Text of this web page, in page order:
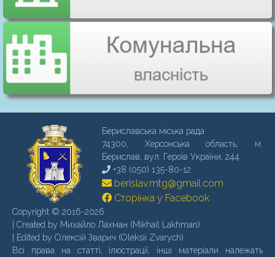
Бериславська міська рада
74300, Херсонська область, м.
Бериcлав, вул. Героїв України, 244
+38 (050) 135-80-12
berislav.mtg@gmail.com
Сторінка у Facebook
Copyright © 2016-2026
| Created by Михайло Лахман (Mikhail Lakhman)
| Edited by Олексій Зварич (Oleksii Zvarych)
Всі права на статті, ілюстрації, інші матеріали належать